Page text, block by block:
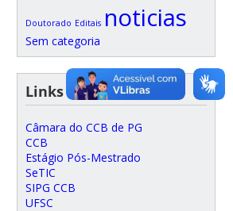
Doutorado Editais noticias
Sem categoria
Links Úteis
Câmara do CCB de PG
CCB
Estágio Pós-Mestrado
SeTIC
SIPG CCB
UFSC